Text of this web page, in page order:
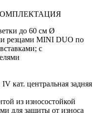
до 60 см Ø
резцами MINI DUO по
с
кат. центральная задняя
из износостойкой
для защиты от износа